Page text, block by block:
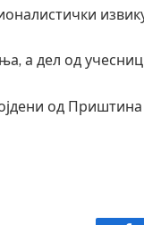
а дел од
од Приштина